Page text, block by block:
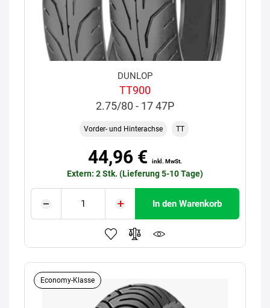
DUNLOP
TT900
2.75/80 - 17 47P
Vorder- und Hinterachse TT
44,96 € inkl. MwSt.
Extern: 2 Stk. (Lieferung 5-10 Tage)
In den Warenkorb
Economy-Klasse